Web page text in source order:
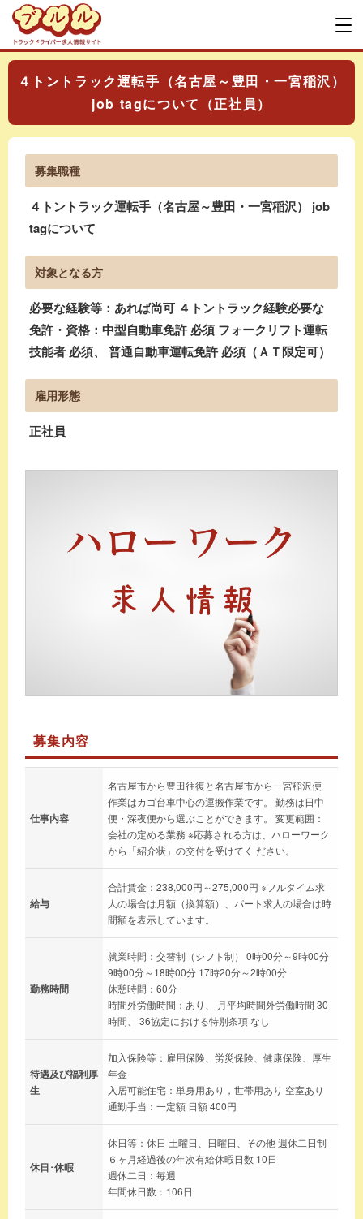
４トントラック運転手（名古屋～豊田・一宮稲沢）
job tagについて（正社員）
募集職種
４トントラック運転手（名古屋～豊田・一宮稲沢） job
tagについて
対象となる方
必要な経験等：あれば尚可 ４トントラック経験必要な
免許・資格：中型自動車免許 必須 フォークリフト運転
技能者 必須、 普通自動車運転免許 必須（ＡＴ限定可）
雇用形態
正社員
募集内容
仕事内容
名古屋市から豊田往復と名古屋市から一宮稲沢便
作業はカゴ台車中心の運搬作業です。 勤務は日中
便・深夜便から選ぶことができます。 変更範囲：
会社の定める業務 ※応募される方は、ハローワーク
から「紹介状」の交付を受けてく ださい。
給与
合計賃金：238,000円～275,000円 ※フルタイム求
人の場合は月額（換算額）、パート求人の場合は時
間額を表示しています。
勤務時間
就業時間：交替制（シフト制） 0時00分～9時00分
9時00分～18時00分 17時20分～2時00分
休憩時間：60分
時間外労働時間：あり、 月平均時間外労働時間 30
時間、 36協定における特別条項 なし
待遇及び福利厚
生
加入保険等：雇用保険、労災保険、健康保険、厚生
年金
入居可能住宅：単身用あり，世帯用あり 空室あり
通勤手当：一定額 日額 400円
休日･休暇
休日等：休日 土曜日、日曜日、その他 週休二日制
６ヶ月経過後の年次有給休暇日数 10日
週休二日：毎週
年間休日数：106日